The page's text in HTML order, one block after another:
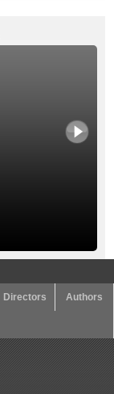
Directors Authors